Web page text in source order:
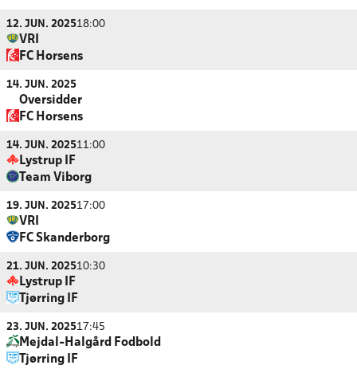
12. JUN. 202518:00
VRI
FC Horsens
14. JUN. 2025
Oversidder
FC Horsens
14. JUN. 202511:00
Lystrup IF
Team Viborg
19. JUN. 202517:00
VRI
FC Skanderborg
21. JUN. 202510:30
Lystrup IF
Tjørring IF
23. JUN. 202517:45
Mejdal-Halgård Fodbold
Tjørring IF